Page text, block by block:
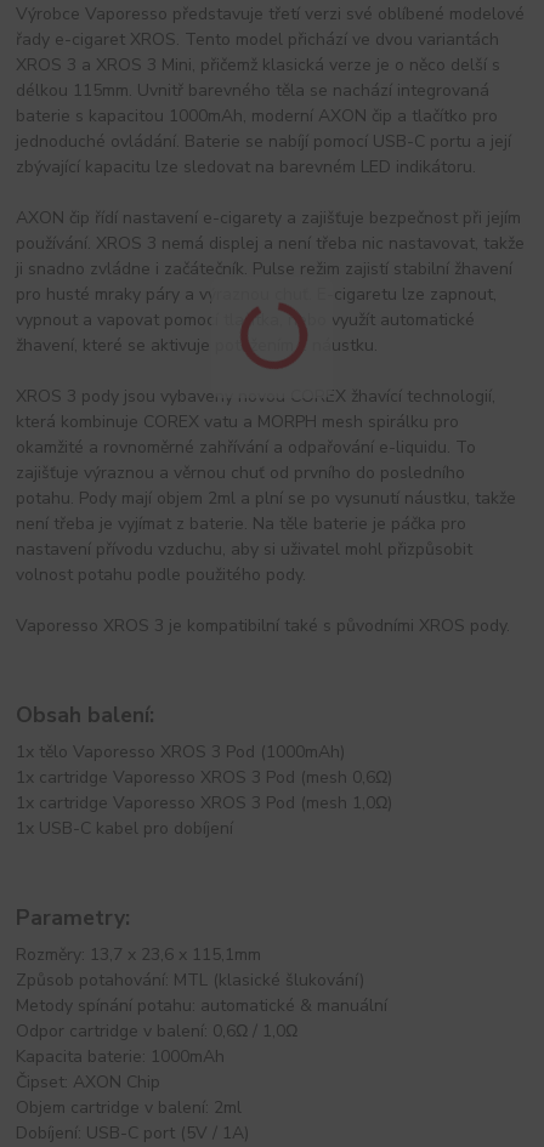
Výrobce Vaporesso představuje třetí verzi své oblíbené modelové
řady e-cigaret XROS. Tento model přichází ve dvou variantách
XROS 3 a XROS 3 Mini, přičemž klasická verze je o něco delší s
délkou 115mm. Uvnitř barevného těla se nachází integrovaná
baterie s kapacitou 1000mAh, moderní AXON čip a tlačítko pro
jednoduché ovládání. Baterie se nabíjí pomocí USB-C portu a její
zbývající kapacitu lze sledovat na barevném LED indikátoru.
AXON čip řídí nastavení e-cigarety a zajišťuje bezpečnost při jejím
používání. XROS 3 nemá displej a není třeba nic nastavovat, takže
ji snadno zvládne i začátečník. Pulse režim zajistí stabilní žhavení
pro husté mraky páry a výraznou chuť. E-cigaretu lze zapnout,
vypnout a vapovat pomocí tlačítka, nebo využít automatické
žhavení, které se aktivuje potažením z náustku.
XROS 3 pody jsou vybaveny novou COREX žhavící technologií,
která kombinuje COREX vatu a MORPH mesh spirálku pro
okamžité a rovnoměrné zahřívání a odpařování e-liquidu. To
zajišťuje výraznou a věrnou chuť od prvního do posledního
potahu. Pody mají objem 2ml a plní se po vysunutí náustku, takže
není třeba je vyjímat z baterie. Na těle baterie je páčka pro
nastavení přívodu vzduchu, aby si uživatel mohl přizpůsobit
volnost potahu podle použitého pody.
Vaporesso XROS 3 je kompatibilní také s původními XROS pody.
Obsah balení:
1x tělo Vaporesso XROS 3 Pod (1000mAh)
1x cartridge Vaporesso XROS 3 Pod (mesh 0,6Ω)
1x cartridge Vaporesso XROS 3 Pod (mesh 1,0Ω)
1x USB-C kabel pro dobíjení
Parametry:
Rozměry: 13,7 x 23,6 x 115,1mm
Způsob potahování: MTL (klasické šlukování)
Metody spínání potahu: automatické & manuální
Odpor cartridge v balení: 0,6Ω / 1,0Ω
Kapacita baterie: 1000mAh
Čipset: AXON Chip
Objem cartridge v balení: 2ml
Dobíjení: USB-C port (5V / 1A)